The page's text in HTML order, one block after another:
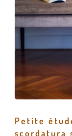
Petite
scordatura